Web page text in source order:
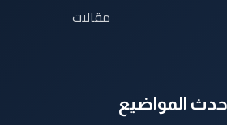
مقالات
المواضيع